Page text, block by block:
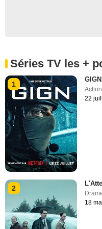
Séries TV les +
1
GIGN
Action
22
2
18